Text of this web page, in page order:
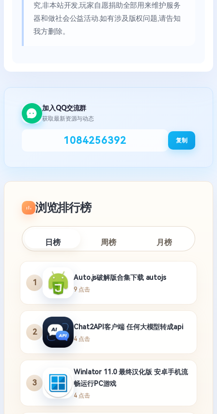
究,非本站开发,玩家自愿捐助全部用来维护服务
器和做社会公益活动.如有涉及版权问题,请告知
我方删除。
加入QQ交流群
获取最新资源与动态
1084256392 复制
浏览排行榜
日榜 周榜 月榜
1
Auto.js破解版合集下载 autojs
9 点击
2
Chat2API客户端 任何大模型转成api
4 点击
3
Winlator 11.0 最终汉化版 安卓手机流
畅运行PC游戏
4 点击